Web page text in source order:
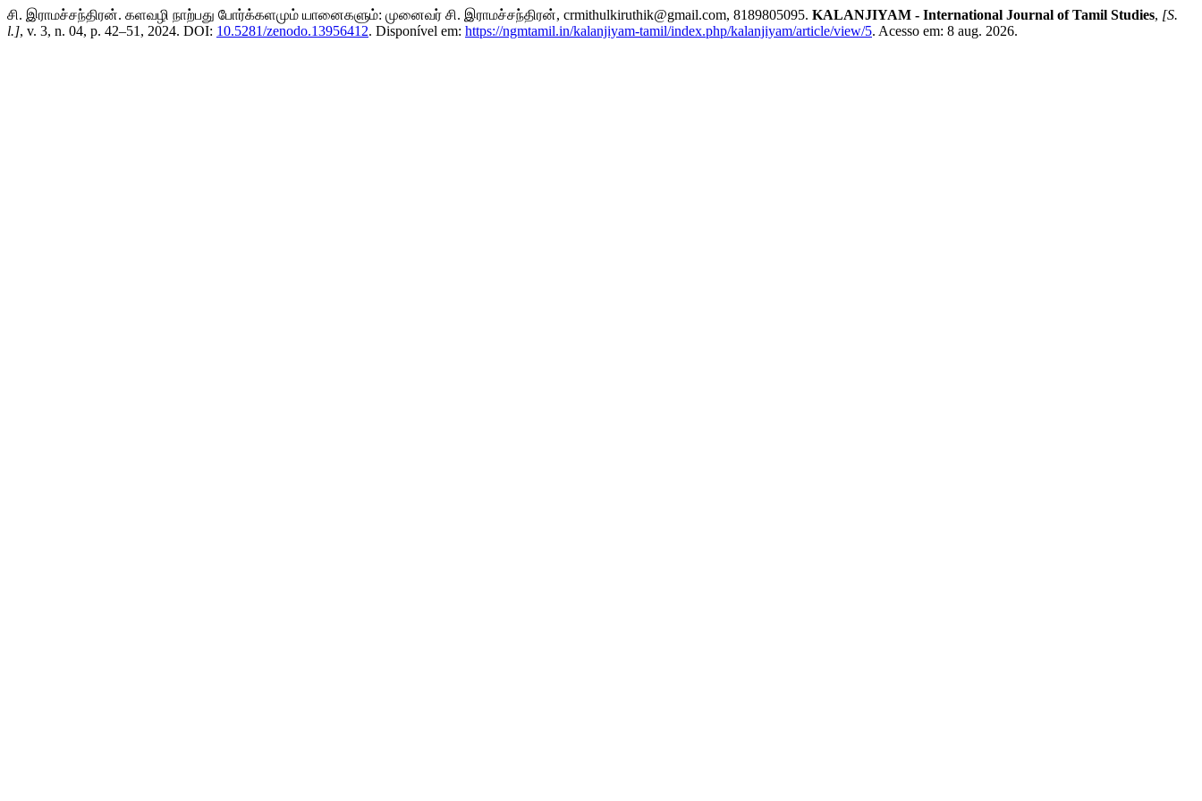
சி. இராமச்சந்திரன். களவழி நாற்பது போர்க்களமும் யானைகளும்: முனைவர் சி. இராமச்சந்திரன், crmithulkiruthik@gmail.com, 8189805095. KALANJIYAM - International Journal of Tamil Studies, [S.
l.], v. 3, n. 04, p. 42–51, 2024. DOI: 10.5281/zenodo.13956412. Disponível em: https://ngmtamil.in/kalanjiyam-tamil/index.php/kalanjiyam/article/view/5. Acesso em: 8 aug. 2026.